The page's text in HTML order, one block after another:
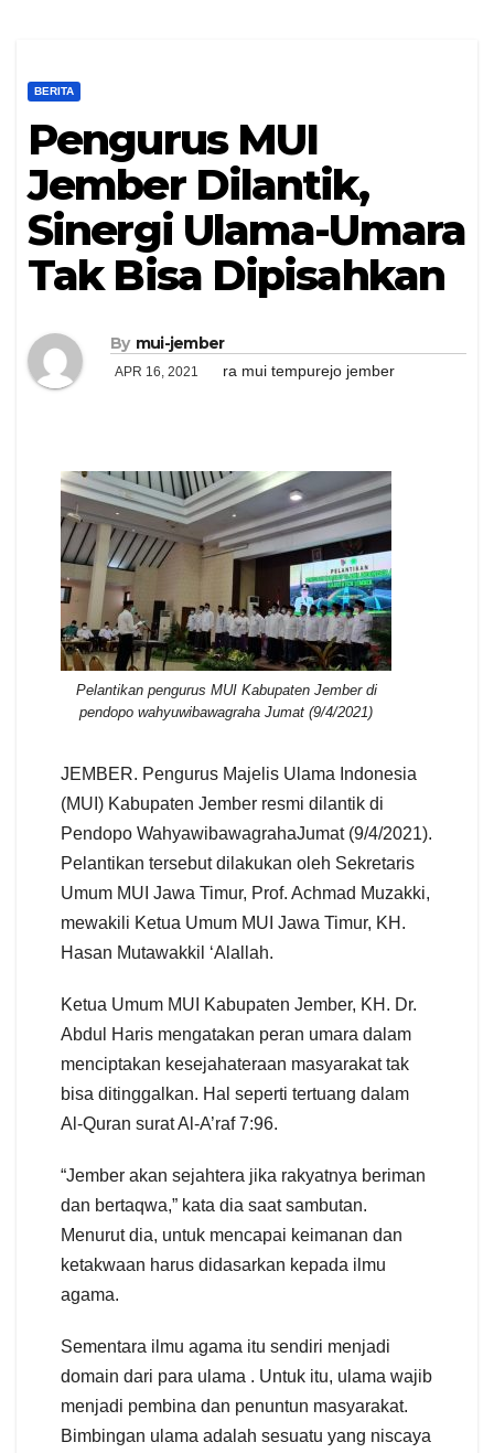
BERITA
Pengurus MUI
Jember Dilantik,
Sinergi Ulama-Umara
Tak Bisa Dipisahkan
By mui-jember
APR 16, 2021 ra mui tempurejo jember
Pelantikan pengurus MUI Kabupaten Jember di
pendopo wahyuwibawagraha Jumat (9/4/2021)
JEMBER. Pengurus Majelis Ulama Indonesia
(MUI) Kabupaten Jember resmi dilantik di
Pendopo WahyawibawagrahaJumat (9/4/2021).
Pelantikan tersebut dilakukan oleh Sekretaris
Umum MUI Jawa Timur, Prof. Achmad Muzakki,
mewakili Ketua Umum MUI Jawa Timur, KH.
Hasan Mutawakkil ‘Alallah.
Ketua Umum MUI Kabupaten Jember, KH. Dr.
Abdul Haris mengatakan peran umara dalam
menciptakan kesejahateraan masyarakat tak
bisa ditinggalkan. Hal seperti tertuang dalam
Al-Quran surat Al-A’raf 7:96.
“Jember akan sejahtera jika rakyatnya beriman
dan bertaqwa,” kata dia saat sambutan.
Menurut dia, untuk mencapai keimanan dan
ketakwaan harus didasarkan kepada ilmu
agama.
Sementara ilmu agama itu sendiri menjadi
domain dari para ulama . Untuk itu, ulama wajib
menjadi pembina dan penuntun masyarakat.
Bimbingan ulama adalah sesuatu yang niscaya